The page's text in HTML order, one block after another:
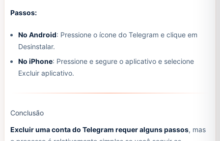
Passos:
No Android: Pressione o ícone do Telegram e clique em
Desinstalar.
No iPhone: Pressione e segure o aplicativo e selecione
Excluir aplicativo.
Conclusão
Excluir uma conta do Telegram requer alguns passos, mas